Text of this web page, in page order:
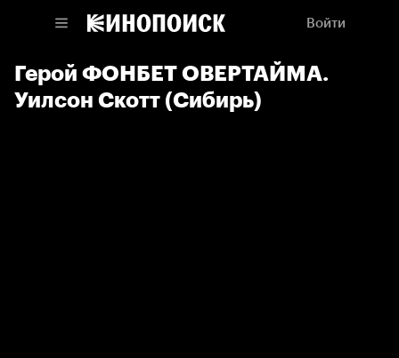
Войти
Герой ФОНБЕТ ОВЕРТАЙМА.
Уилсон Скотт (Сибирь)